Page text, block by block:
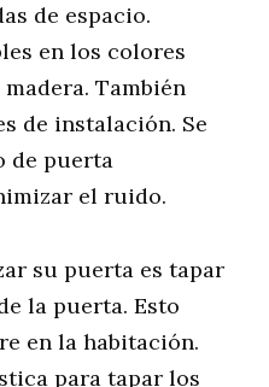
de espacio.
en los colores
También
de instalación. Se
de puerta
el ruido.
su puerta es tapar
la puerta. Esto
en la habitación.
para tapar los